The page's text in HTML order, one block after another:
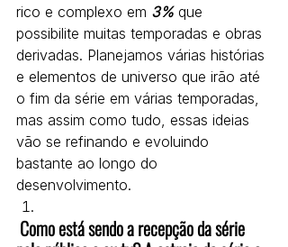
rico e complexo em 3% que
possibilite muitas temporadas e obras
derivadas. Planejamos várias histórias
e elementos de universo que irão até
o fim da série em várias temporadas,
mas assim como tudo, essas ideias
vão se refinando e evoluindo
bastante ao longo do
desenvolvimento.